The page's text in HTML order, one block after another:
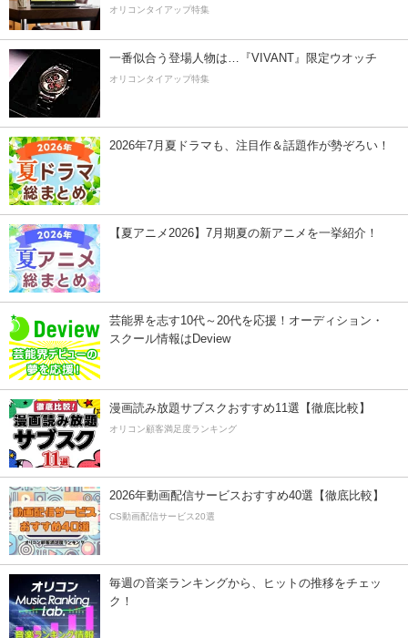
オリコンタイアップ特集
一番似合う登場人物は…『VIVANT』限定ウオッチ
オリコンタイアップ特集
2026年7月夏ドラマも、注目作＆話題作が勢ぞろい！
【夏アニメ2026】7月期夏の新アニメを一挙紹介！
芸能界を志す10代～20代を応援！オーディション・
スクール情報はDeview
漫画読み放題サブスクおすすめ11選【徹底比較】
オリコン顧客満足度ランキング
2026年動画配信サービスおすすめ40選【徹底比較】
CS動画配信サービス20選
毎週の音楽ランキングから、ヒットの推移をチェッ
ク！